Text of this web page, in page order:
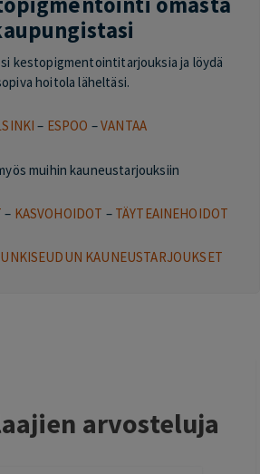
kestopigmentointitarjouksia ja löydä
hoitola läheltäsi.
– ESPOO –VANTAA
muihin kauneustarjouksiin
– KASVOHOIDOT – TÄYTEAINEHOIDOT
KAUNEUSTARJOUKSET
arvosteluja